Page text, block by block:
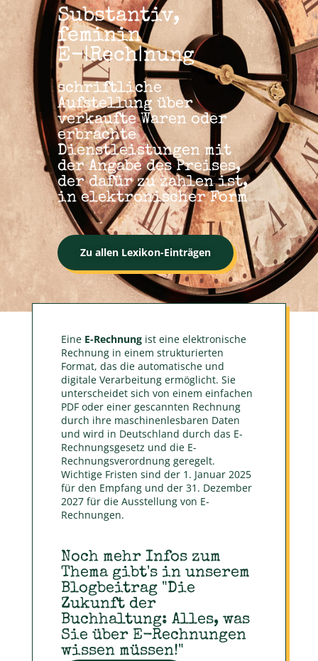
Substantiv,
feminin
E-|Rech|nung
schriftliche
Aufstellung über
verkaufte Waren oder
erbrachte
Dienstleistungen mit
der Angabe des Preises,
der dafür zu zahlen ist,
in elektronischer Form
Zu allen Lexikon-Einträgen
Eine E-Rechnungist eine elektronische
Rechnung in einem strukturierten
Format, das die automatische und
digitale Verarbeitung ermöglicht. Sie
unterscheidet sich von einem einfachen
PDF oder einer gescannten Rechnung
durch ihre maschinenlesbaren Daten
und wird in Deutschland durch das E-
Rechnungsgesetz und die E-
Rechnungsverordnung geregelt.
Wichtige Fristen sind der 1. Januar 2025
für den Empfang und der 31. Dezember
2027 für die Ausstellung von E-
Rechnungen.
Noch mehr Infos zum
Thema gibt's in unserem
Blogbeitrag "Die
Zukunft der
Buchhaltung: Alles, was
Sie über E-Rechnungen
wissen müssen!​"